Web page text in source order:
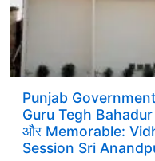
Punjab
Guru Tegh
और Memorable:
Session Sri